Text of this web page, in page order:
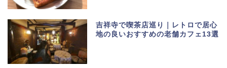
吉祥寺で喫茶店巡り｜レトロで居心
地の良いおすすめの老舗カフェ13選